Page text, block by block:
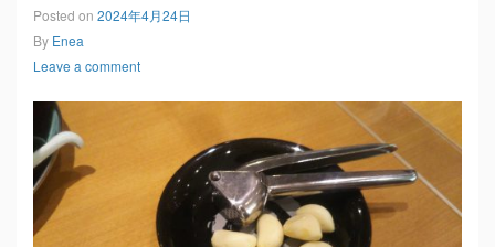
Posted on 2024年4月24日
By Enea
Leave a comment